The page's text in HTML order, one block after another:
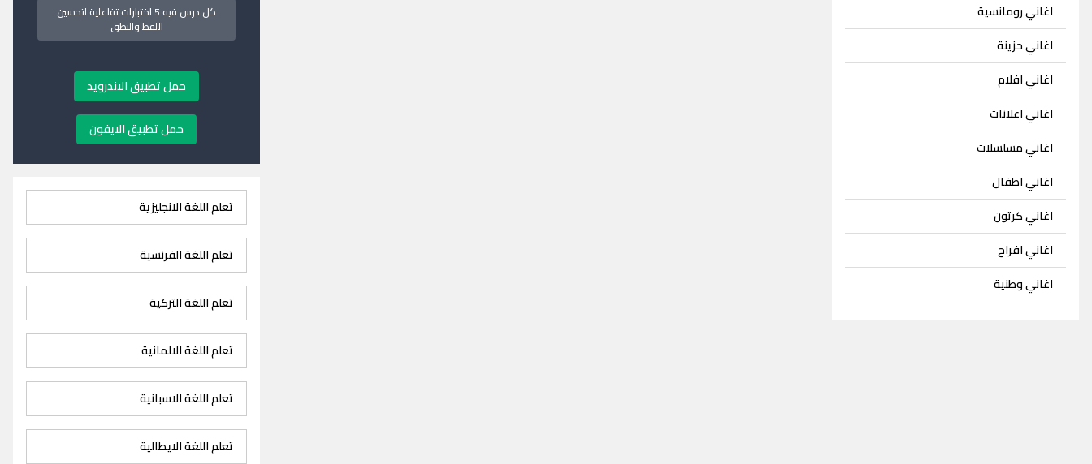
اغاني رومانسية
اغاني حزينة
اغاني افلام
اغاني اعلانات
اغاني مسلسلات
اغاني اطفال
اغاني كرتون
اغاني افراح
اغاني وطنية
كل درس فيه 5 اختبارات تفاعلية لتحسين
اللفظ والنطق
حمل تطبيق الاندرويد
حمل تطبيق الايفون
تعلم اللغة الانجليزية
تعلم اللغة الفرنسية
تعلم اللغة التركية
تعلم اللغة الالمانية
تعلم اللغة الاسبانية
تعلم اللغة الايطالية